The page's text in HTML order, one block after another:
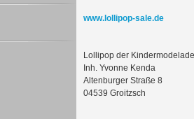
www.lollipop-sale.de
Lollipop der
Inh. Yvonne Kenda
Altenburger Straße 8
04539 Groitzsch